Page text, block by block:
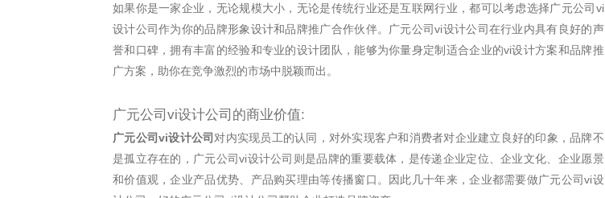
如果你是一家企业，无论规模大小，无论是传统行业还是互联网行业，都可以考虑选择广元公司vi
设计公司作为你的品牌形象设计和品牌推广合作伙伴。广元公司vi设计公司在行业内具有良好的声
誉和口碑，拥有丰富的经验和专业的设计团队，能够为你量身定制适合企业的vi设计方案和品牌推
广方案，助你在竞争激烈的市场中脱颖而出。
广元公司vi设计公司的商业价值:
广元公司vi设计公司 对内实现员工的认同，对外实现客户和消费者对企业建立良好的印象，品牌不
是孤立存在的，广元公司vi设计公司则是品牌的重要载体，是传递企业定位、企业文化、企业愿景
和价值观，企业产品优势、产品购买理由等传播窗口。因此几十年来，企业都需要做广元公司vi设